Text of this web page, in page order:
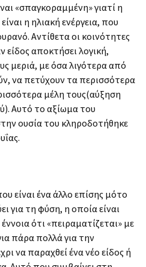
«σπαγκοραμμένη» γιατί η
η ηλιακή ενέργεια, που
Αντίθετα οι κοινότητες
αποκτήσει λογική,
μεριά, με όσα λιγότερα από
να πετύχουν τα περισσότερα
μέλη τους(αύξηση
Αυτό το αξίωμα του
ουσία του κληροδοτήθηκε
είναι ένα άλλο επίσης μότο
για τη φύση, η οποία είναι
ότι «πειραματίζεται» με
πάρα πολλά για την
να παραχθεί ένα νέο είδος ή